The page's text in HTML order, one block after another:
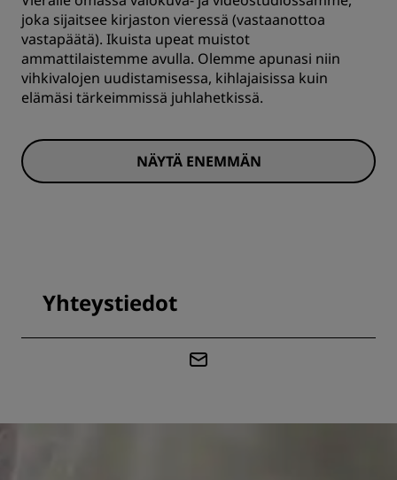
joka sijaitsee kirjaston vieressä (vastaanottoa
vastapäätä). Ikuista upeat muistot
ammattilaistemme avulla. Olemme apunasi niin
vihkivalojen uudistamisessa, kihlajaisissa kuin
elämäsi tärkeimmissä juhlahetkissä.
NÄYTÄ ENEMMÄN
Yhteystiedot